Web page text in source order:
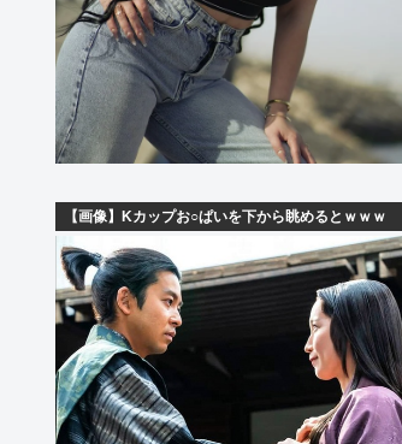
【画像】Kカップお○ぱいを下から眺めるとｗｗｗ